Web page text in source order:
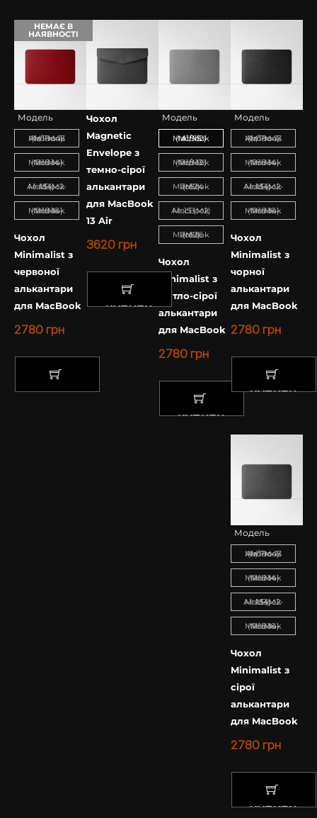
Розмір 34*23 см
Модель
MacBook Air/Pro 13 (M1-M4)
MacBook Pro 14 (M1-M4)
MacBook Air 15 (M2-M4)
MacBook Pro 16 (M1-M4)
НЕМАЄ В
НАЯВНОСТІ
Чохол
Minimalist з
червоної
алькантари
для MacBook
2780 грн
Чохол
Magnetic
Envelope з
темно-сірої
алькантари
для MacBook
13 Air
3620 грн
КУПИТИ
Модель
MacBook Air 13 (M1/M2)
MacBook Pro 13 (M1/M2)
MacBook Pro 14 (M2)
MacBook Air 15 (M2)
MacBook Pro 16 (M2)
Чохол
Minimalist з
світло-сірої
алькантари
для MacBook
2780 грн
КУПИТИ
Модель
MacBook Air/Pro 13 (M1-M4)
MacBook Pro 14 (M1-M4)
MacBook Air 15 (M2-M4)
MacBook Pro 16 (M1-M4)
Чохол
Minimalist з
чорної
алькантари
для MacBook
2780 грн
КУПИТИ
Модель
MacBook Air/Pro 13 (M1-M4)
MacBook Pro 14 (M1-M4)
MacBook Air 15 (M2-M4)
MacBook Pro 16 (M1-M4)
Чохол
Minimalist з
сірої
алькантари
для MacBook
2780 грн
КУПИТИ